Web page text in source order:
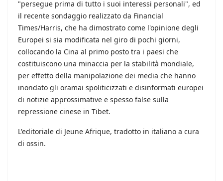
"persegue prima di tutto i suoi interessi personali", ed
il recente sondaggio realizzato da Financial
Times/Harris, che ha dimostrato come l'opinione degli
Europei si sia modificata nel giro di pochi giorni,
collocando la Cina al primo posto tra i paesi che
costituiscono una minaccia per la stabilità mondiale,
per effetto della manipolazione dei media che hanno
inondato gli oramai spoliticizzati e disinformati europei
di notizie approssimative e spesso false sulla
repressione cinese in Tibet.
L'editoriale di Jeune Afrique, tradotto in italiano a cura
di ossin.